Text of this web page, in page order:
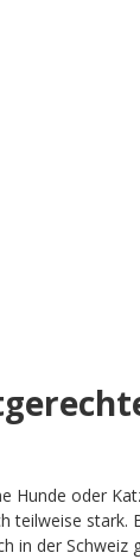
Hunde oder
teilweise stark.
in der Schweiz